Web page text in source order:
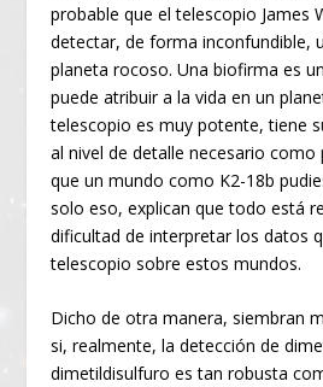
probable que el telescopio James
detectar, de forma inconfundible,
planeta rocoso. Una biofirma es
puede atribuir a la vida en un
telescopio es muy potente, tiene
al nivel de detalle necesario
que un mundo como K2-18b
solo eso, explican que todo está
dificultad de interpretar los datos
telescopio sobre estos mundos.
Dicho de otra manera, siembran
si, realmente, la detección de
dimetildisulfuro es tan robusta